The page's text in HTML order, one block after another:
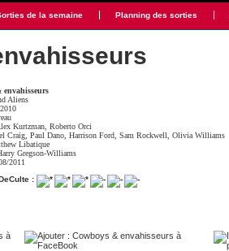
de la semaine Planning des sorties
envahisseurs
Aliens
Kurtzman ,Roberto Orci
Craig ,Paul Dano ,Harrison Ford ,Sam Rockwell ,Olivia Williams
Libatique
Gregson-Williams
2011
: